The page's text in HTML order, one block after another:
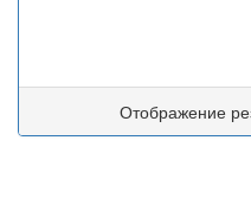
Отображение